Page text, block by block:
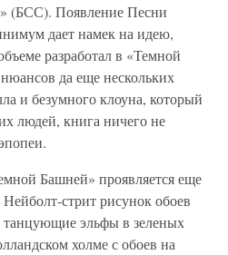
(БСС). Появление Песни
дает намек на идею,
разработал в «Темной
да еще нескольких
и безумного клоуна, который
людей, книга ничего не
Башней» проявляется еще
стрит рисунок обоев
эльфы в зеленых
холме с обоев на